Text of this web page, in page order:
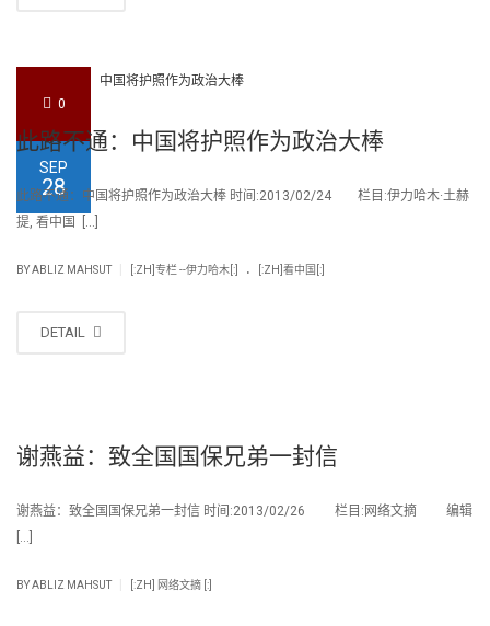
0
SEP
28
此路不通：中国将护照作为政治大棒
此路不通：中国将护照作为政治大棒 时间:2013/02/24 栏目:伊力哈木·土赫
提, 看中国 […]
BYABLIZ MAHSUT [:ZH]专栏 --伊力哈木[:] . [:ZH]看中国[:]
DETAIL
谢燕益：致全国国保兄弟一封信
谢燕益：致全国国保兄弟一封信 时间:2013/02/26 栏目:网络文摘 编辑
BYABLIZ MAHSUT [:ZH] 网络文摘 [:]